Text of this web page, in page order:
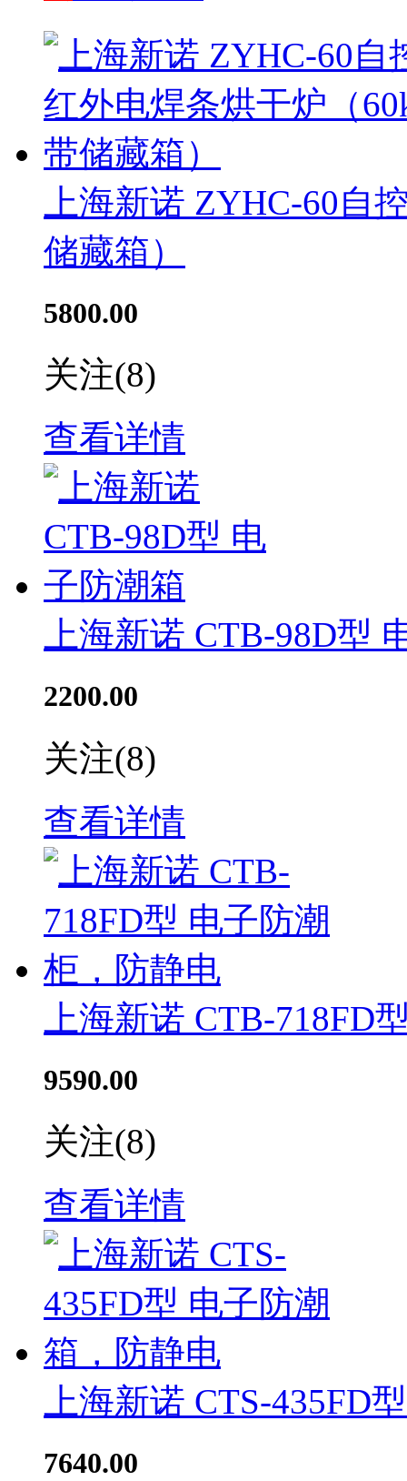
上海新诺 ZYHC-60自
储藏箱）
5800.00
关注(8)
查看详情
上海新诺 CTB-98D型
2200.00
关注(8)
查看详情
上海新诺 CTB-718FD
9590.00
关注(8)
查看详情
上海新诺 CTS-435FD
7640.00